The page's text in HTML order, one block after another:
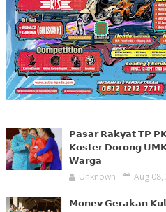
𝗣𝗮𝘀𝗮𝗿 𝗥𝗮𝗸𝘆𝗮𝘁 𝗧𝗣
𝗞𝗼𝘀𝘁𝗲𝗿 𝗗𝗼𝗿𝗼𝗻𝗴
𝗪𝗮𝗿𝗴𝗮
Unknown Aug 08,
𝗠𝗼𝗻𝗲𝘃 𝗚𝗲𝗿𝗮𝗸𝗮𝗻